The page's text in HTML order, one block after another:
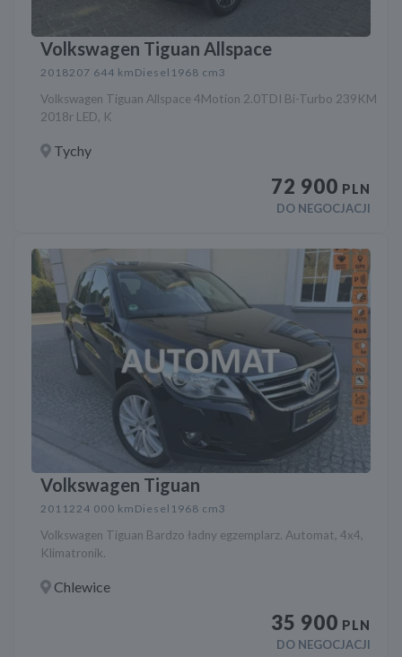
Volkswagen Tiguan Allspace
2018207 644 km Diesel 1968 cm3
Volkswagen Tiguan Allspace 4Motion 2.0TDI Bi-Turbo 239KM
2018r LED, K
Tychy
72 900 PLN
DO NEGOCJACJI
Volkswagen Tiguan
2011224 000 km Diesel 1968 cm3
Volkswagen Tiguan Bardzo ładny egzemplarz. Automat, 4x4,
Klimatronik.
Chlewice
35 900 PLN
DO NEGOCJACJI